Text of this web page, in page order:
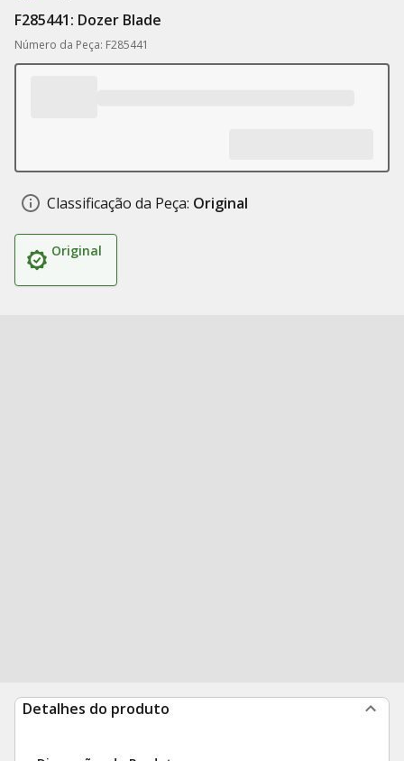
F285441: Dozer Blade
Número da Peça: F285441
Classificação da Peça: Original
Original
Detalhes do produto